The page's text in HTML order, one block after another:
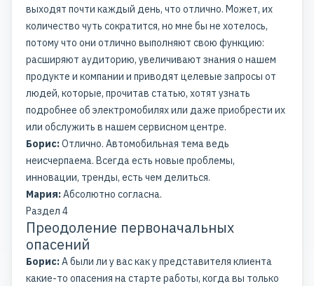
выходят почти каждый день, что отлично. Может, их
количество чуть сократится, но мне бы не хотелось,
потому что они отлично выполняют свою функцию:
расширяют аудиторию, увеличивают знания о нашем
продукте и компании и приводят целевые запросы от
людей, которые, прочитав статью, хотят узнать
подробнее об электромобилях или даже приобрести их
или обслужить в нашем сервисном центре.
Борис:Отлично. Автомобильная тема ведь
неисчерпаема. Всегда есть новые проблемы,
инновации, тренды, есть чем делиться.
Мария:Абсолютно согласна.
Раздел 4
Преодоление первоначальных
опасений
Борис:А были ли у вас как у представителя клиента
какие-то опасения на старте работы, когда вы только